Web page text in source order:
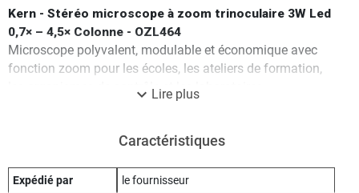
Kern - Stéréo microscope à zoom trinoculaire 3W Led
0,7× – 4,5× Colonne - OZL464
Microscope polyvalent, modulable et économique avec
fonction zoom pour les écoles, les ateliers de formation,
les organismes de contrôle et les laboratoires
Les avantages de ce stéréo microscope Kern OZL464
- La série KERN OZL-46 fait partie des loupes binoculaires
de manipulation, leur flexibilité et leur stabilité et aussi par
expand_more Lire plus
Caractéristiques
Expédié par le fournisseur